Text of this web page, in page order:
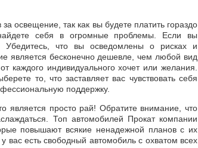
освещение, так как вы будете платить гораздо
себя в огромные проблемы. Если вы
Убедитесь, что вы осведомлены о рисках и
является бесконечно дешевле, чем любой вид
каждого индивидуального хочет или желания.
то, что заставляет вас чувствовать себя
поддержку.
является просто рай! Обратите внимание, что
Топ автомобилей Прокат компании
повышают всякие ненадежной планов с их
вас есть свободный автомобиль с охватом всех